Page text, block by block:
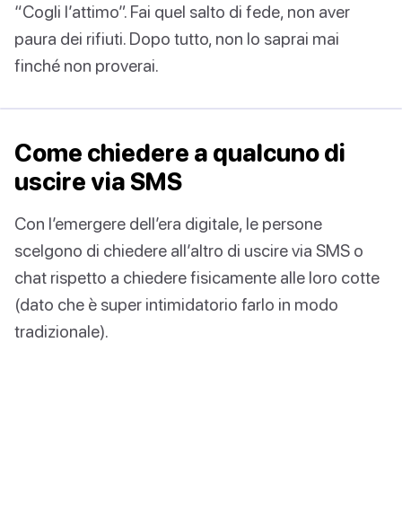
“Cogli l’attimo”. Fai quel salto di fede, non aver
paura dei rifiuti. Dopo tutto, non lo saprai mai
finché non proverai.
Come chiedere a qualcuno di
uscire via SMS
Con l’emergere dell’era digitale, le persone
scelgono di chiedere all’altro di uscire via SMS o
chat rispetto a chiedere fisicamente alle loro cotte
(dato che è super intimidatorio farlo in modo
tradizionale).